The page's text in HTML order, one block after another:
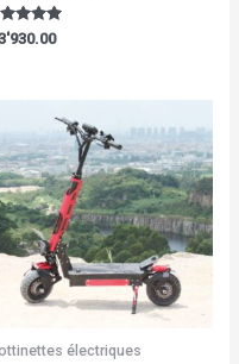
électriques